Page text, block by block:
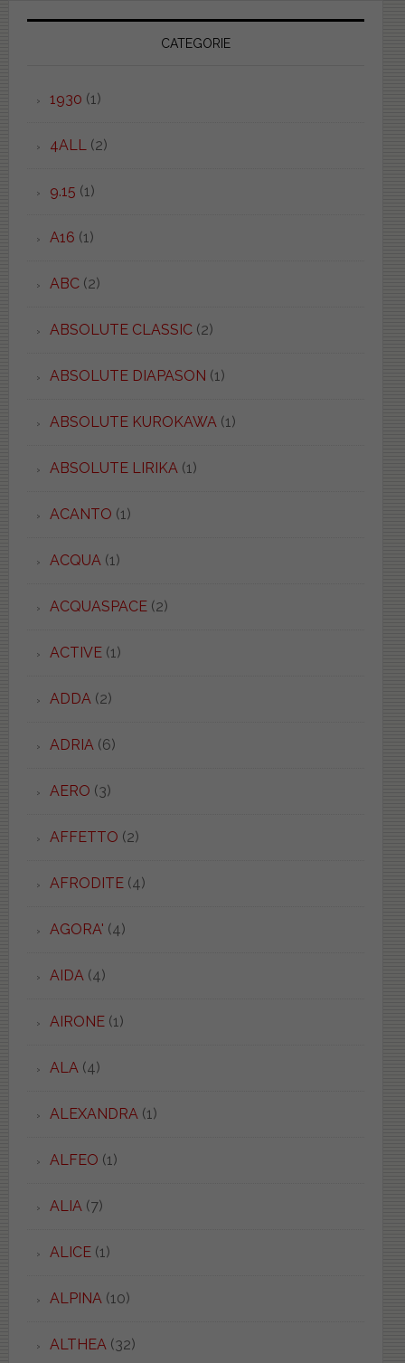
CATEGORIE
1930 (1)
4ALL (2)
9.15 (1)
A16 (1)
ABC(2)
ABSOLUTE CLASSIC(2)
ABSOLUTE DIAPASON (1)
ABSOLUTE KUROKAWA (1)
ABSOLUTE LIRIKA (1)
ACANTO (1)
ACQUA (1)
ACQUASPACE(2)
ACTIVE(1)
ADDA (2)
ADRIA (6)
AERO (3)
AFFETTO (2)
AFRODITE(4)
AGORA' (4)
AIDA (4)
AIRONE(1)
ALA (4)
ALEXANDRA (1)
ALFEO (1)
ALIA (7)
ALICE(1)
ALPINA (10)
ALTHEA (32)